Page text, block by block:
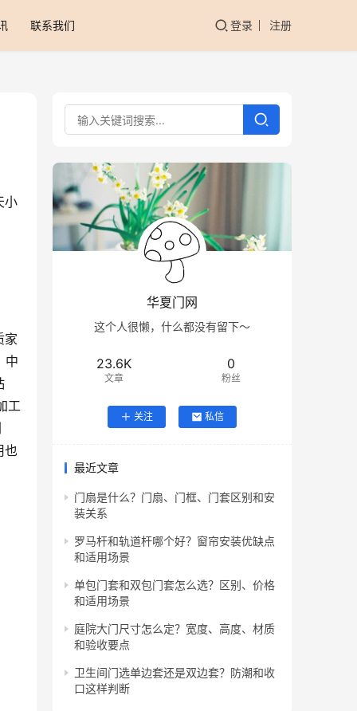
联系我们 登录 注册
小
家
中
工
也
华夏门网
这个人很懒，什么都没有留下～
23.6K
文章
0
粉丝
关注 私信
最近文章
门扇是什么？门扇、门框、门套区别和安
装关系
罗马杆和轨道杆哪个好？窗帘安装优缺点
和适用场景
单包门套和双包门套怎么选？区别、价格
和适用场景
庭院大门尺寸怎么定？宽度、高度、材质
和验收要点
卫生间门选单边套还是双边套？防潮和收
口这样判断